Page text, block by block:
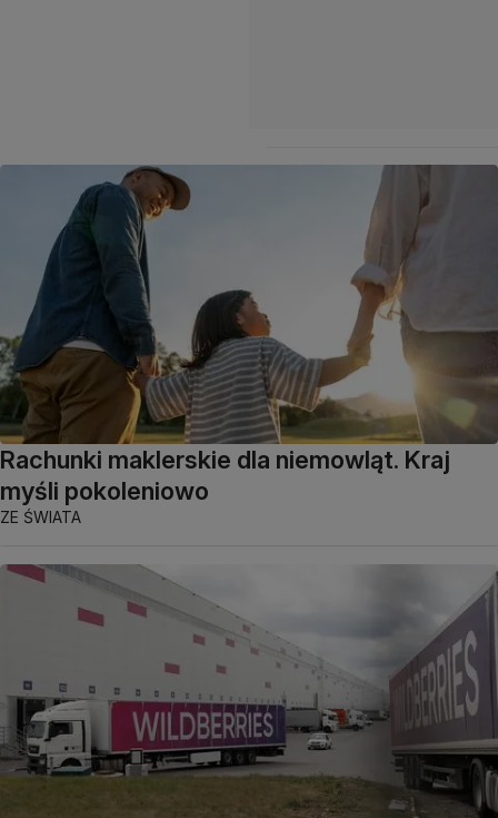
Rachunki maklerskie dla niemowląt. Kraj
myśli pokoleniowo
ZE ŚWIATA